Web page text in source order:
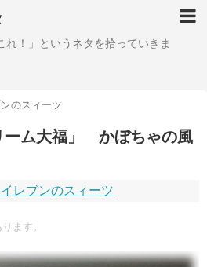
れ！」というネタを拾っていきま
のスィーツ
ーム大福」 かぼちゃの風
レブンのスィーツ
ます。